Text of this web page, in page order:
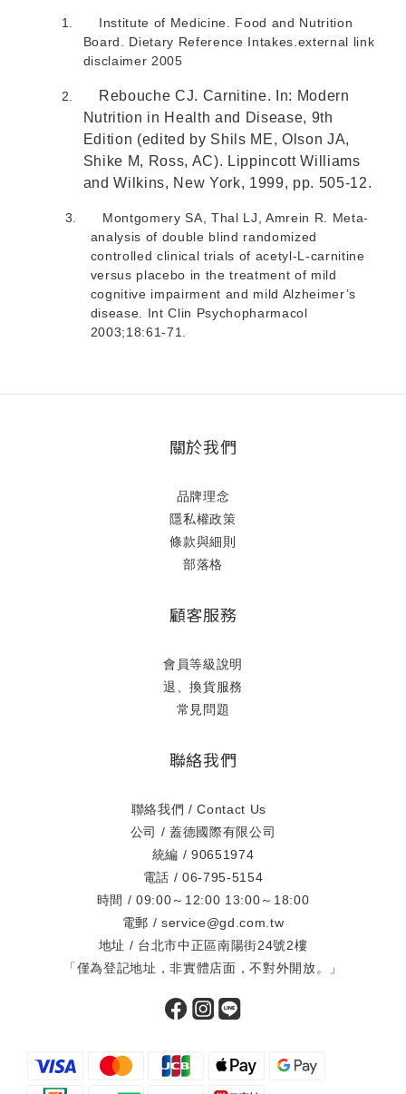
1.
Institute of Medicine. Food and Nutrition
Board. Dietary Reference Intakes.external link
disclaimer 2005
2.
Rebouche CJ. Carnitine. In: Modern
Nutrition in Health and Disease, 9th
Edition (edited by Shils ME, Olson JA,
Shike M, Ross, AC). Lippincott Williams
and Wilkins, New York, 1999, pp. 505-12.
3.
Montgomery SA, Thal LJ, Amrein R. Meta-
analysis of double blind randomized
controlled clinical trials of acetyl-L-carnitine
versus placebo in the treatment of mild
cognitive impairment and mild Alzheimer’s
disease. Int Clin Psychopharmacol
2003;18:61-71.
關於我們
品牌理念
隱私權政策
條款與細則
部落格
顧客服務
會員等級說明
退、換貨服務
常見問題
聯絡我們
聯絡我們 / Contact Us
公司 / 蓋德國際有限公司
統編 / 90651974
電話 / 06-795-5154
時間 / 09:00～12:00 13:00～18:00
電郵 / service@gd.com.tw
地址 / 台北市中正區南陽街24號2樓
「僅為登記地址，非實體店面，不對外開放。」